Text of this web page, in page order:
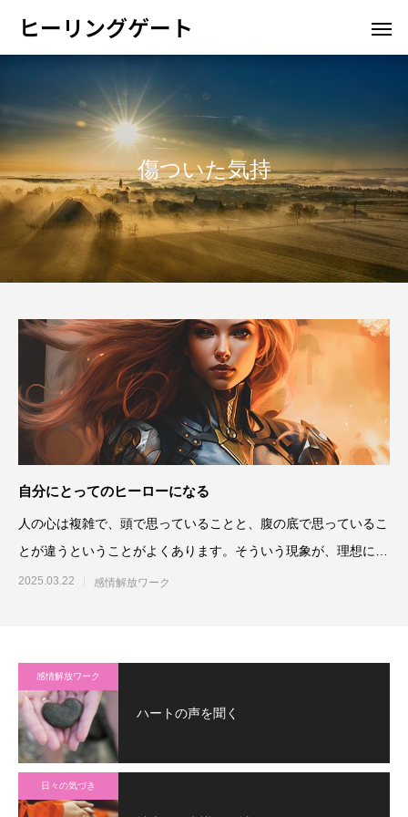
ヒーリングゲート
傷ついた気持
自分にとってのヒーローになる
人の心は複雑で、頭で思っていることと、腹の底で思っているこ
とが違うということがよくあります。そういう現象が、理想に近
づきたいのに近づけない
2025.03.22 感情解放ワーク
感情解放ワーク
ハートの声を聞く
日々の気づき